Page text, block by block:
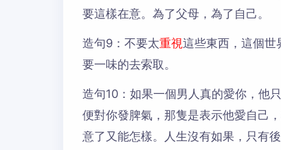
要這樣在意。為了父母，為了自己。
造句9： 不要太重視這些東西，這個世
要一味的去索取。
造句10： 如果一個男人真的愛你，他
便對你發脾氣，那隻是表示他愛自己
意了又能怎樣。人生沒有如果，只有